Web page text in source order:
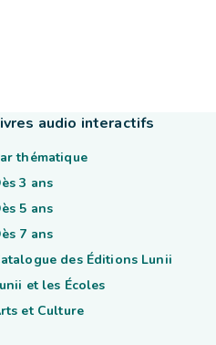
audio interactifs
thématique
3 ans
5 ans
7 ans
des Éditions Lunii
et les Écoles
et Culture